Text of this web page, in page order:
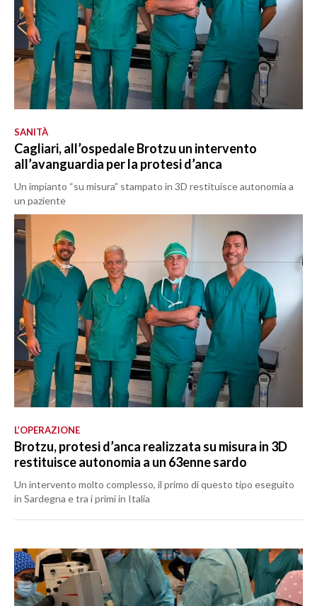
SANITÀ
Cagliari, all’ospedale Brotzu un intervento
all’avanguardia per la protesi d’anca
Un impianto “su misura” stampato in 3D restituisce autonomia a
un paziente
L’OPERAZIONE
Brotzu, protesi d’anca realizzata su misura in 3D
restituisce autonomia a un 63enne sardo
Un intervento molto complesso, il primo di questo tipo eseguito
in Sardegna e tra i primi in Italia